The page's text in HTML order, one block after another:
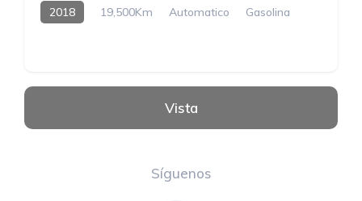
2018 19,500Km Automatico Gasolina
Síguenos
Vista